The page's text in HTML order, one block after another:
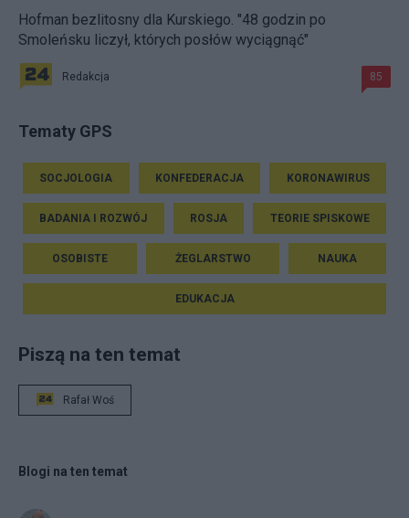
Hofman bezlitosny dla Kurskiego. "48 godzin po
Smoleńsku liczył, których posłów wyciągnąć"
Redakcja 85
Tematy GPS
SOCJOLOGIA KONFEDERACJA KORONAWIRUS
BADANIA I ROZWÓJ ROSJA TEORIE SPISKOWE
OSOBISTE ŻEGLARSTWO NAUKA
EDUKACJA
Piszą na ten temat
Rafał Woś
Blogi na ten temat